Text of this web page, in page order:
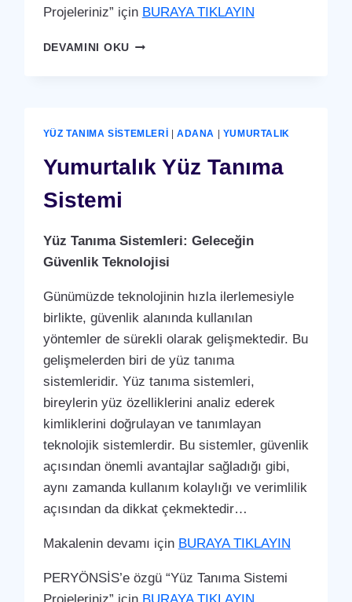
Projeleriniz” için BURAYA TIKLAYIN
DEVAMINI OKUYUMURTALIK
YÜZ TANIMA SISTEMLERI |ADANA YUMURTALIK
Yumurtalık Yüz Tanıma
Sistemi
Yüz Tanıma Sistemleri: Geleceğin
Güvenlik Teknolojisi
Günümüzde teknolojinin hızla ilerlemesiyle
birlikte, güvenlik alanında kullanılan
yöntemler de sürekli olarak gelişmektedir. Bu
gelişmelerden biri de yüz tanıma
sistemleridir. Yüz tanıma sistemleri,
bireylerin yüz özelliklerini analiz ederek
kimliklerini doğrulayan ve tanımlayan
teknolojik sistemlerdir. Bu sistemler, güvenlik
açısından önemli avantajlar sağladığı gibi,
aynı zamanda kullanım kolaylığı ve verimlilik
açısından da dikkat çekmektedir…
Makalenin devamı için BURAYA TIKLAYIN
PERYÖNSİS’e özgü “Yüz Tanıma Sistemi